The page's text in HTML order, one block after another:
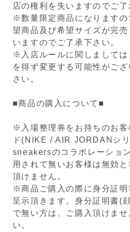
店の権利を失いますのでご了
※数量限定商品になりますの
望商品及び希望サイズが完
いますのでご了承下さい。
※入店ルールに関しましては
を得ず変更する可能性がご
さい。
■商品の購入について■
※入場整理券をお持ちのお客
ド(NIKE / AIR JORDANシ
sneakersのコラボレーショ
用されて無いお客様は無効
頂けません。
※商品ご購入の際に身分証
呈示頂きます。身分証明書(
で無い方は、ご購入頂けま
い。